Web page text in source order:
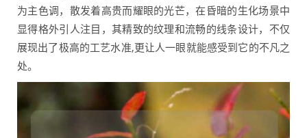
为主色调，散发着高贵而耀眼的光芒，在昏暗的生化场景中
显得格外引人注目，其精致的纹理和流畅的线条设计，不仅
展现出了极高的工艺水准,更让人一眼就能感受到它的不凡之
处。